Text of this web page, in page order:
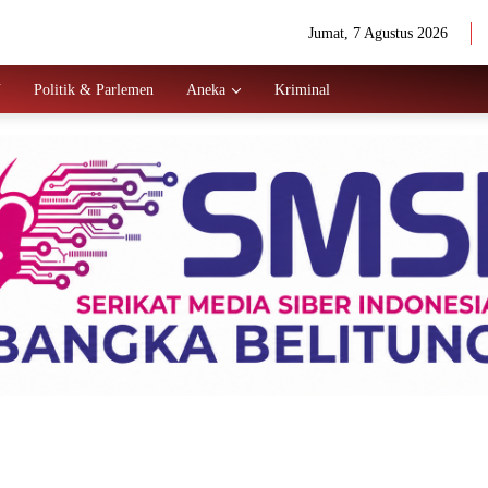
Jumat, 7 Agustus 2026
Politik & Parlemen Aneka Kriminal